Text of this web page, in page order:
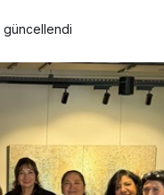
güncellendi